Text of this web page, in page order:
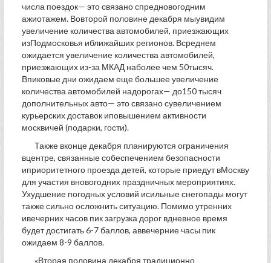
числа поездок— это связано спредновогодним
ажиотажем. Вовторой половине декабря мыувидим
увеличение количества автомобилей, приезжающих
изПодмосковья иближайших регионов. Всреднем
ожидается увеличение количества автомобилей,
приезжающих из-за МКАД наболее чем 50тысяч.
Впиковые дни ожидаем еще большее увеличение
количества автомобилей надорогах— до150 тысяч
дополнительных авто— это связано сувеличением
курьерских доставок иповышением активности
москвичей (подарки, гости).
Также вконце декабря планируются ограничения
вцентре, связанные собеспечением безопасности
иприоритетного проезда детей, которые приедут вМоскву
для участия вновогодних праздничных мероприятиях.
Ухудшение погодных условий исильные снегопады могут
также сильно осложнить ситуацию. Помимо утренних
ивечерних часов пик загрузка дорог вдневное время
будет достигать 6-7 баллов, аввечерние часы пик
ожидаем 8-9 баллов.
«Вторая половина декабря традиционно